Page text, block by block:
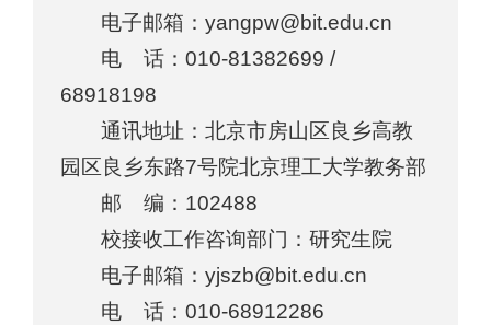
电子邮箱：yangpw@bit.edu.cn
电 话：010-81382699 /
68918198
通讯地址：北京市房山区良乡高教
园区良乡东路7号院北京理工大学教务部
邮 编：102488
校接收工作咨询部门：研究生院
电子邮箱：yjszb@bit.edu.cn
电 话：010-68912286